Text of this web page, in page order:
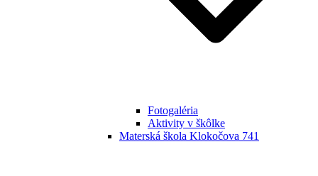
Fotogaléria
Aktivity v škôlke
Materská škola Klokočova 741